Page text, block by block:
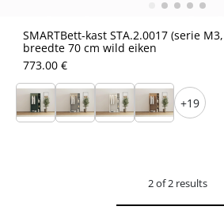
SMARTBett-kast STA.2.0017 (serie
breedte 70 cm wild eiken
773.00 €
+19
2 of 2 results